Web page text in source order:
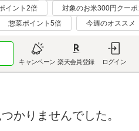
イント2倍
対象のお米300円クー
惣菜ポイント5倍 今週のオススメ
キャンペーン 楽天会員登録 ログイン
かりませんでした。